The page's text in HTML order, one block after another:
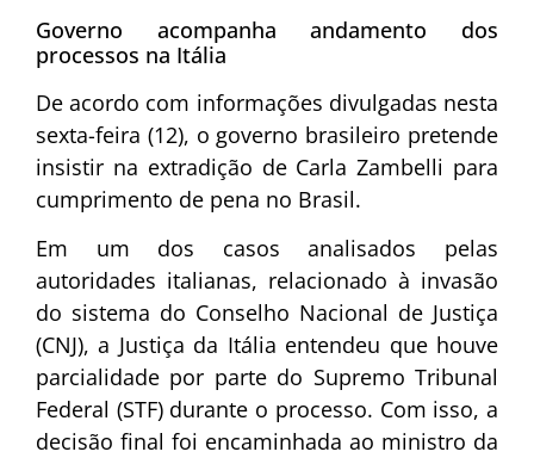
Governo acompanha andamento dos
processos na Itália
De acordo com informações divulgadas nesta
sexta-feira (12), o governo brasileiro pretende
insistir na extradição de Carla Zambelli para
cumprimento de pena no Brasil.
Em um dos casos analisados pelas
autoridades italianas, relacionado à invasão
do sistema do Conselho Nacional de Justiça
(CNJ), a Justiça da Itália entendeu que houve
parcialidade por parte do Supremo Tribunal
Federal (STF) durante o processo. Com isso, a
decisão final foi encaminhada ao ministro da